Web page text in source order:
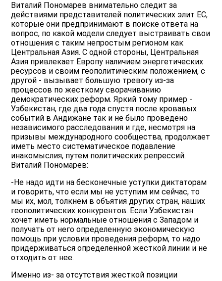
Виталий Пономарев внимательно следит за
действиями представителей политических элит ЕС,
которые они предпринимают в поиске ответа на
вопрос, по какой модели следует выстраивать свои
отношения с таким непростым регионом как
Центральная Азия. С одной стороны, Центральная
Азия привлекает Европу наличием энергетических
ресурсов и своим геополитическим положением, с
другой - вызывает большую тревогу из-за
процессов по жесткому сворачиванию
демократических реформ. Яркий тому пример -
Узбекистан, где два года спустя после кровавых
событий в Андижане так и не было проведено
независимого расследования и где, несмотря на
призывы международного сообщества, продолжает
иметь место систематическое подавление
инакомыслия, путем политических репрессий.
Виталий Пономарев:
-Не надо идти на бесконечные уступки диктаторам
и говорить, что если мы не уступим им сейчас, то
мы их, мол, толкнем в объятия других стран, наших
геополитических конкурентов. Если Узбекистан
хочет иметь нормальные отношения с Западом и
получать от него определенную экономическую
помощь при условии проведения реформ, то надо
придерживаться определенной жесткой линии и не
отходить от нее.
Именно из- за отсутствия жесткой позиции